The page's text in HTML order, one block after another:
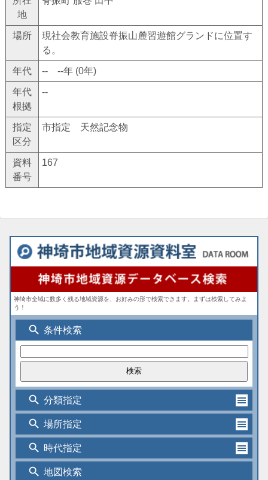
地
場所
現社会教育施設脊振山麓習遊館グランドに位置す
る。
年代 -- --年 (0年)
年代
根拠
--
指定
区分
市指定 天然記念物
資料
番号
167
神埼市全域に数多く残る地域資源を、お好みの形で検索できます。まずは検索してみよ
う！
search 条件検索
search 分類指定
search 場所指定
search 時代指定
search 地図検索